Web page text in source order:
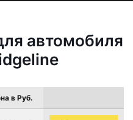
автомобиля
в Руб.